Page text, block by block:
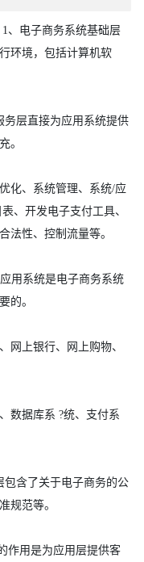
、电子商务系统基础层
环境，包括计算机软
务层直接为应用系统提供
。
化、系统管理、系统/应
、开发电子支付工具、
法性、控制流量等。
用系统是电子商务系统
的。
网上银行、网上购物、
数据库系 ?统、支付系
包含了关于电子商务的公
规范等。
作用是为应用层提供客